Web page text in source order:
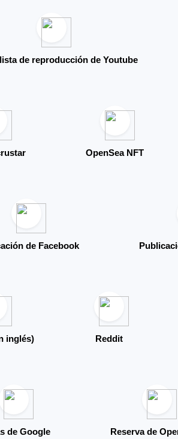
de reproducción de Youtube
OpenSea NFT
de Facebook
inglés) Reddit
de Google Reserva de